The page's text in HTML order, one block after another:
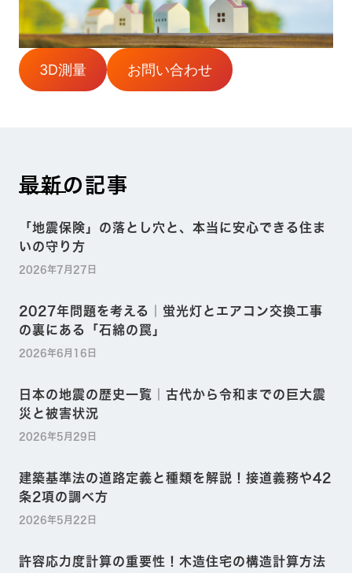
3D測量 お問い合わせ
最新の記事
「地震保険」の落とし穴と、本当に安心できる住ま
いの守り方
2026年7月27日
2027年問題を考える｜蛍光灯とエアコン交換工事
の裏にある「石綿の罠」
2026年6月16日
日本の地震の歴史一覧｜古代から令和までの巨大震
災と被害状況
2026年5月29日
建築基準法の道路定義と種類を解説！接道義務や42
条2項の調べ方
2026年5月22日
許容応力度計算の重要性！木造住宅の構造計算方法